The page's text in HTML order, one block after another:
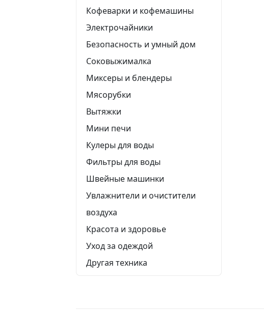
Кофеварки и кофемашины
Электрочайники
Безопасность и умный дом
Соковыжималка
Миксеры и блендеры
Мясорубки
Вытяжки
Мини печи
Кулеры для воды
Фильтры для воды
Швейные машинки
Увлажнители и очистители
воздуха
Красота и здоровье
Уход за одеждой
Другая техника